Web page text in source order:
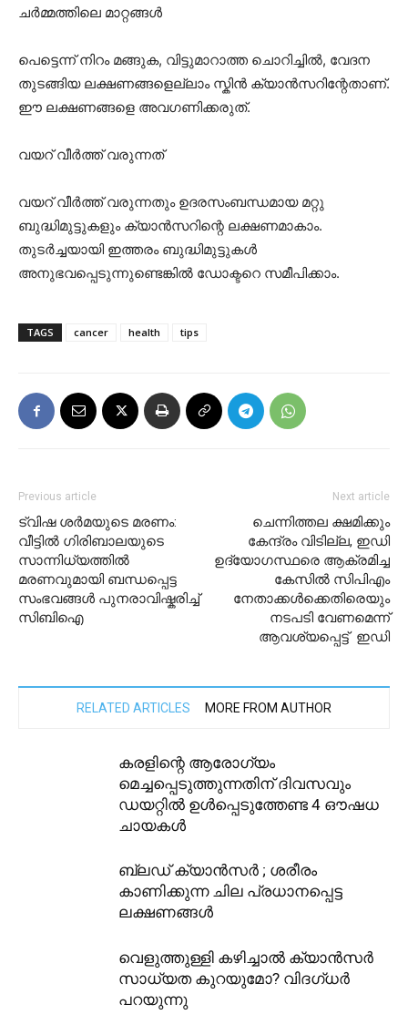
ചർമ്മത്തിലെ മാറ്റങ്ങൾ
പെട്ടെന്ന് നിറം മങ്ങുക, വിട്ടുമാറാത്ത ചൊറിച്ചിൽ, വേദന
തുടങ്ങിയ ലക്ഷണങ്ങളെല്ലാം സ്കിൻ ക്യാൻസറിന്റേതാണ്.
ഈ ലക്ഷണങ്ങളെ അവഗണിക്കരുത്.
വയറ് വീർത്ത് വരുന്നത്
വയറ് വീർത്ത് വരുന്നതും ഉദരസംബന്ധമായ മറ്റു
ബുദ്ധിമുട്ടുകളും ക്യാൻസറിന്റെ ലക്ഷണമാകാം.
തുടർച്ചയായി ഇത്തരം ബുദ്ധിമുട്ടുകൾ
അനുഭവപ്പെടുന്നുണ്ടെങ്കിൽ ഡോക്ടറെ സമീപിക്കാം.
TAGS cancer health tips
Previous article
ട്വിഷ ശർമയുടെ മരണം:
വീട്ടിൽ ഗിരിബാലയുടെ
സാന്നിധ്യത്തിൽ
മരണവുമായി ബന്ധപ്പെട്ട
സംഭവങ്ങൾ പുനരാവിഷ്കരിച്ച്
സിബിഐ
Next article
ചെന്നിത്തല ക്ഷമിക്കും
കേന്ദ്രം വിടില്ല, ഇഡി
ഉദ്യോഗസ്ഥരെ ആക്രമിച്ച
കേസില്‍ സിപിഎം
നേതാക്കള്‍ക്കെതിരെയും
നടപടി വേണമെന്ന്
ആവശ്യപ്പെട്ട് ഇഡി
RELATED ARTICLES MORE FROM AUTHOR
കരളിന്റെ ആരോഗ്യം
മെച്ചപ്പെടുത്തുന്നതിന് ദിവസവും
ഡയറ്റിൽ ഉൾപ്പെടുത്തേണ്ട 4 ഔഷധ
ചായകൾ
ബ്ലഡ് ക്യാൻസർ ; ശരീരം
കാണിക്കുന്ന ചില പ്രധാനപ്പെട്ട
ലക്ഷണങ്ങൾ
വെളുത്തുള്ളി കഴിച്ചാൽ ക്യാൻസർ
സാധ്യത കുറയുമോ? വിദഗ്ധർ
പറയുന്നു